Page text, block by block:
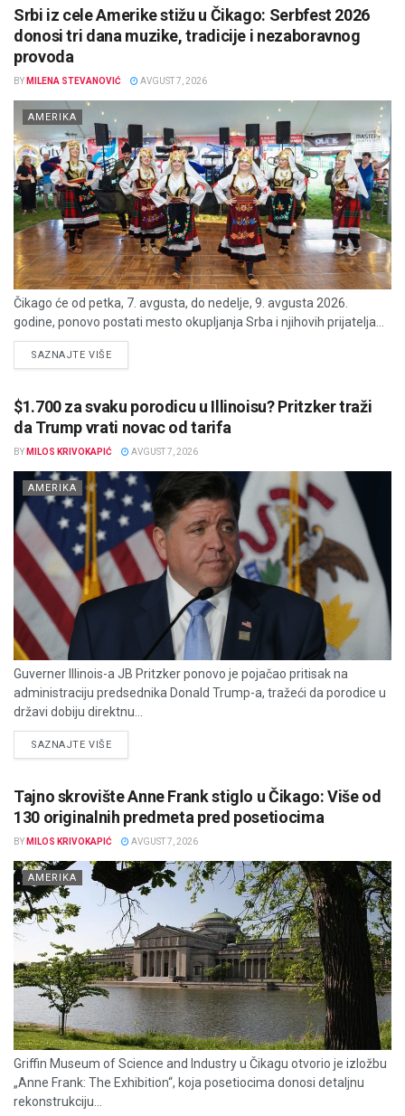
Srbi iz cele Amerike stižu u Čikago: Serbfest 2026
donosi tri dana muzike, tradicije i nezaboravnog
provoda
BY MILENA STEVANOVIĆ AVGUST 7, 2026
AMERIKA
Čikago će od petka, 7. avgusta, do nedelje, 9. avgusta 2026.
godine, ponovo postati mesto okupljanja Srba i njihovih prijatelja...
SAZNAJTE VIŠEDETAILS
$1.700 za svaku porodicu u Illinoisu? Pritzker traži
da Trump vrati novac od tarifa
BY MILOS KRIVOKAPIĆ AVGUST 7, 2026
AMERIKA
Guverner Illinois-a JB Pritzker ponovo je pojačao pritisak na
administraciju predsednika Donald Trump-a, tražeći da porodice u
državi dobiju direktnu...
SAZNAJTE VIŠEDETAILS
Tajno skrovište Anne Frank stiglo u Čikago: Više od
130 originalnih predmeta pred posetiocima
BY MILOS KRIVOKAPIĆ AVGUST 7, 2026
AMERIKA
Griffin Museum of Science and Industry u Čikagu otvorio je izložbu
„Anne Frank: The Exhibition“, koja posetiocima donosi detaljnu
rekonstrukciju...